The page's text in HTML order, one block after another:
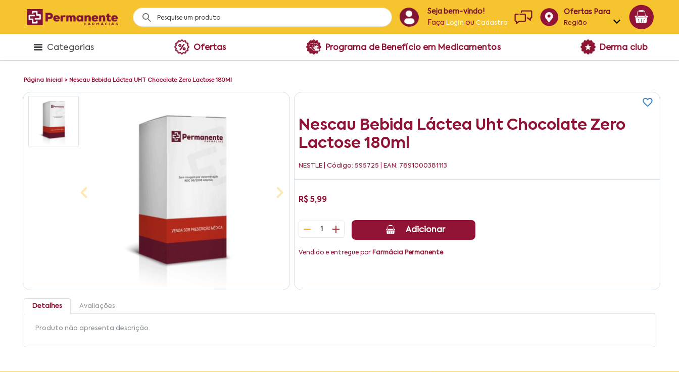
Seja bem-vindo!
Faça Login ouCadastro
Ofertas Para
Região
Alagoas
Categorias Ofertas Programa de Benefício em Medicamentos Derma club
Página Inicial > Nescau Bebida Láctea UHT Chocolate Zero Lactose 180Ml
Nescau Bebida Láctea Uht Chocolate Zero
Lactose 180ml
NESTLE | Código: 595725 | EAN: 7891000381113
R$ 5,99
1 Adicionar
Vendido e entregue por Farmácia Permanente
Detalhes Avaliações
Produto não apresenta descrição.